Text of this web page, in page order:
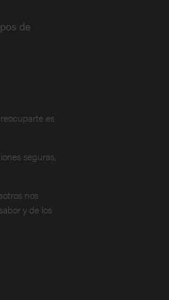
de
es
seguras,
nos
y de los